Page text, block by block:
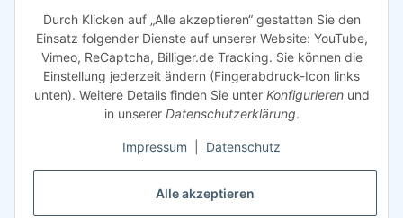
Rechtliches
Durch Klicken auf „Alle akzeptieren“ gestatten Sie den
Einsatz folgender Dienste auf unserer Website: YouTube,
Vimeo, ReCaptcha, Billiger.de Tracking. Sie können die
Einstellung jederzeit ändern (Fingerabdruck-Icon links
unten). Weitere Details finden Sie unter Konfigurierenund
in unserer Datenschutzerklärung.
Impressum Datenschutz
Alle akzeptieren